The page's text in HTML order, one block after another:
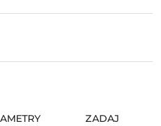
ZADAJ